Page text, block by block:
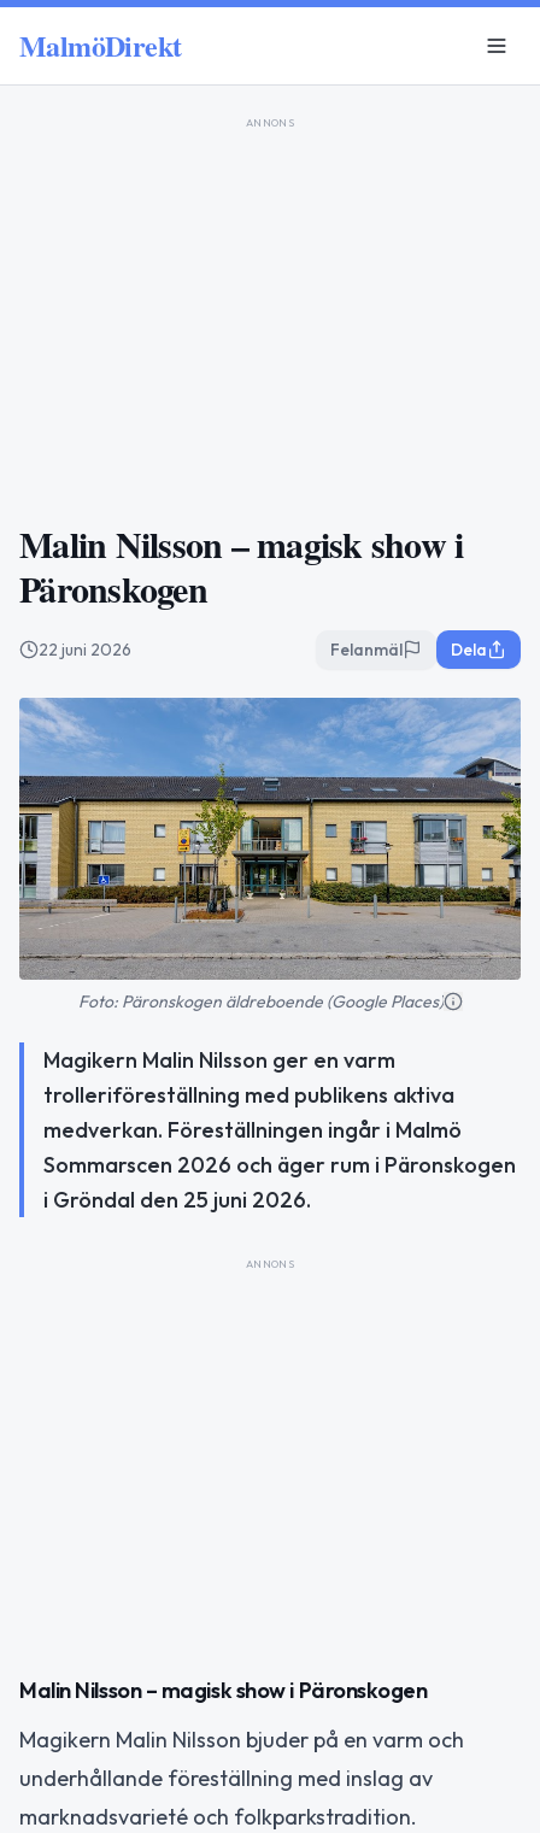
MalmöDirekt
ANNONS
Malin Nilsson – magisk show i
Päronskogen
22 juni 2026 Felanmäl Dela
Foto: Päronskogen äldreboende (Google Places)
Magikern Malin Nilsson ger en varm
trolleriföreställning med publikens aktiva
medverkan. Föreställningen ingår i Malmö
Sommarscen 2026 och äger rum i Päronskogen
i Gröndal den 25 juni 2026.
ANNONS
Malin Nilsson – magisk show i Päronskogen
Magikern Malin Nilsson bjuder på en varm och
underhållande föreställning med inslag av
marknadsvarieté och folkparkstradition.